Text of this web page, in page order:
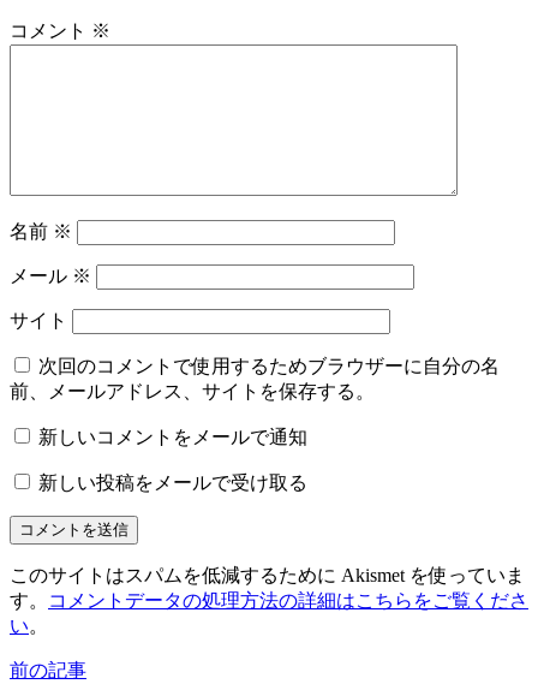
コメント ※
名前 ※
メール ※
サイト
次回のコメントで使用するためブラウザーに自分の名
前、メールアドレス、サイトを保存する。
新しいコメントをメールで通知
新しい投稿をメールで受け取る
このサイトはスパムを低減するために Akismet を使っていま
す。
コメントデータの処理方法の詳細はこちらをご覧くださ
い。
前の記事